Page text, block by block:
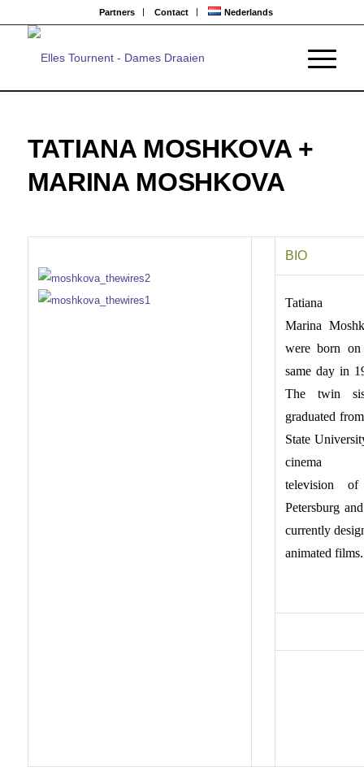
Partners Contact Nederlands
TATIANA MOSHKOVA +
MARINA MOSHKOVA
BIO
Tatiana
Marina
were born on
same day in
The twin
graduated
State
cinema
television
Petersburg
currently
animated films.